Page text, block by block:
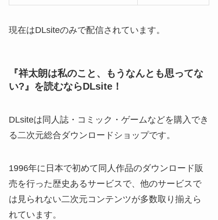
現在はDLsiteのみで配信されています。
『祥太朗は私のこと、もうなんとも思ってな
い?』を読むならDLsite！
DLsiteは同人誌・コミック・ゲームなどを購入でき
る二次元総合ダウンロードショップです。
1996年に日本で初めて同人作品のダウンロード販
売を行った歴史あるサービスで、他のサービスで
は見られない二次元コンテンツが多数取り揃えら
れています。